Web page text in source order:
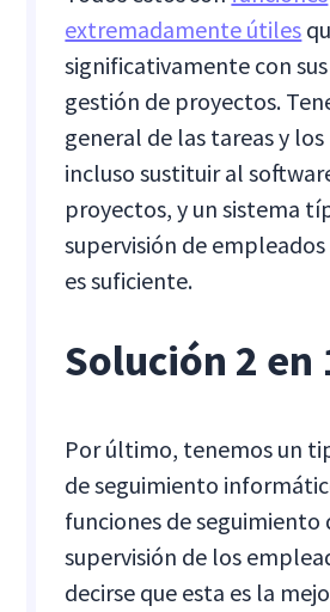
extremadamente útiles
significativamente con
gestión de proyectos.
general de las tareas y
incluso sustituir al
proyectos, y un sistema
supervisión de
es suficiente.
Solución 2 en
Por último, tenemos un
de seguimiento
funciones de
supervisión de los
decirse que esta es la